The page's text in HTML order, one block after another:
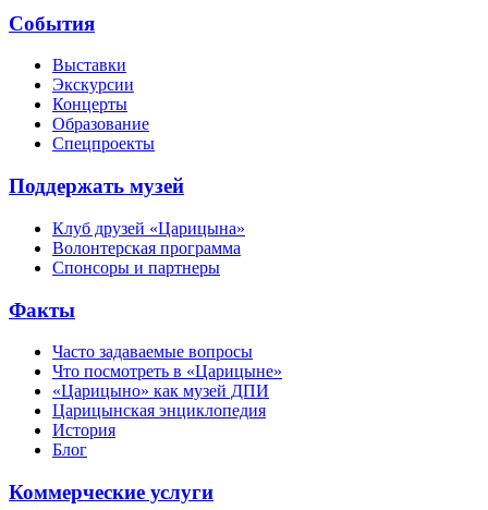
События
Выставки
Экскурсии
Концерты
Образование
Спецпроекты
Поддержать музей
Клуб друзей «Царицына»
Волонтерская программа
Спонсоры и партнеры
Факты
Часто задаваемые вопросы
Что посмотреть в «Царицыне»
«Царицыно» как музей ДПИ
Царицынская энциклопедия
История
Блог
Коммерческие услуги